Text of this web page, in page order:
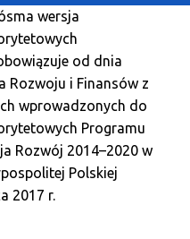
wersja
od dnia
Rozwoju i Finansów z
wprowadzonych do
Programu
Rozwój 2014–2020 w
Polskiej
2017 r.